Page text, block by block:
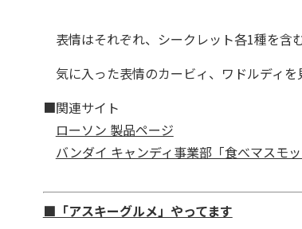
表情はそれぞれ、シークレット各1種を含
気に入った表情のカービィ、ワドルディを
■関連サイト
ローソン 製品ページ
バンダイ キャンディ事業部「食べマスモッ
■「アスキーグルメ」やってます